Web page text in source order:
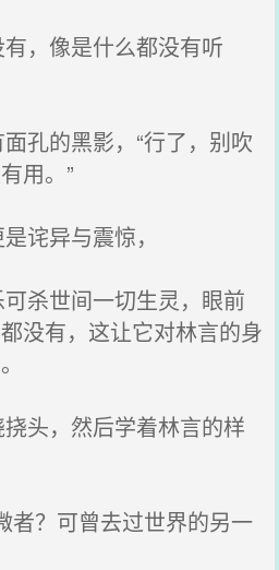
，像是什么都没有听
孔的黑影，“行了，别吹
用。”
诧异与震惊，
杀世间一切生灵，眼前
没有，这让它对林言的身
头，然后学着林言的样
？可曾去过世界的另一